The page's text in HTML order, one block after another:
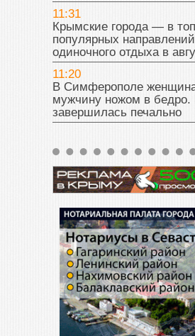
11:31
Крымские города — в
популярных
одиночного отдыха в
11:20
В Симферополе
мужчину ножом в бедро.
завершилась печально